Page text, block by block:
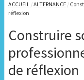
ACCUEIL /ALTERNANCE /
réflexion
Construire
de réflexion